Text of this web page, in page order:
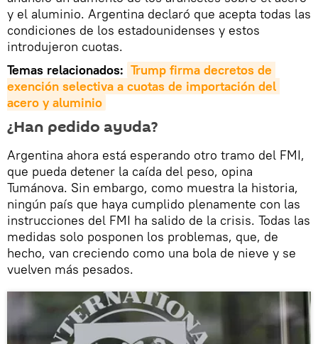
y el aluminio. Argentina declaró que acepta todas las
condiciones de los estadounidenses y estos
introdujeron cuotas.
Temas relacionados: Trump firma decretos de
exención selectiva a cuotas de importación del
acero y aluminio
¿Han pedido ayuda?
Argentina ahora está esperando otro tramo del FMI,
que pueda detener la caída del peso, opina
Tumánova. Sin embargo, como muestra la historia,
ningún país que haya cumplido plenamente con las
instrucciones del FMI ha salido de la crisis. Todas las
medidas solo posponen los problemas, que, de
hecho, van creciendo como una bola de nieve y se
vuelven más pesados.